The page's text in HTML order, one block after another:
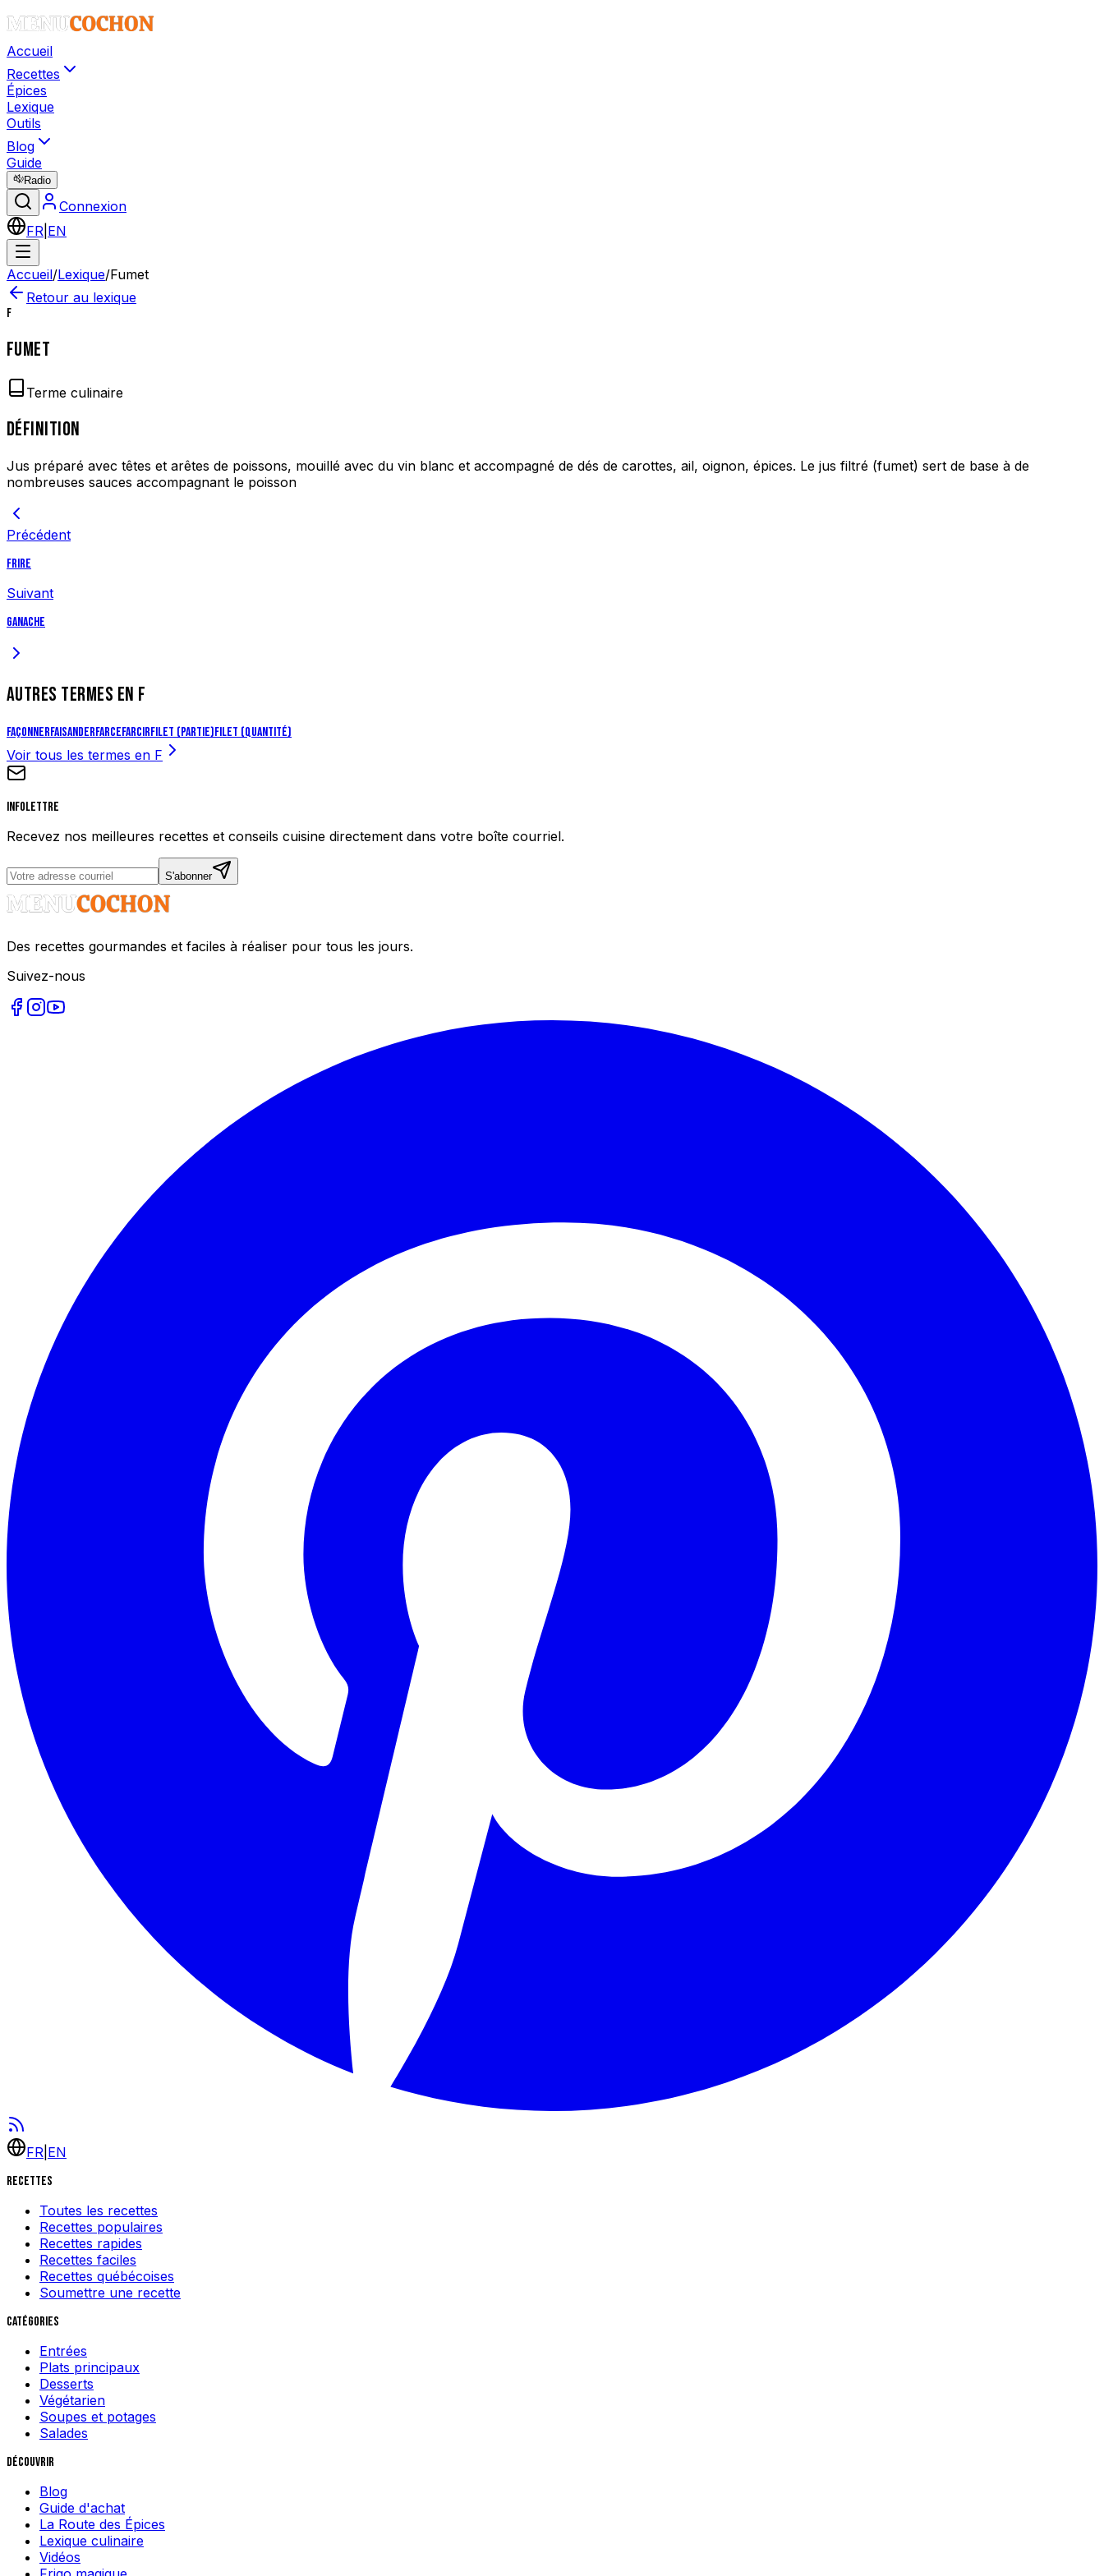
Accueil
Recettes
Épices
Lexique
Outils
Blog
Guide
Radio
Connexion
FR EN
Accueil/Lexique/Fumet
Retour au lexique
F
FUMET
Terme culinaire
DÉFINITION
Jus préparé avec têtes et arêtes de poissons, mouillé avec du vin blanc et accompagné de dés de carottes, ail, oignon, épices. Le jus filtré (fumet) sert de base à de
nombreuses sauces accompagnant le poisson
Précédent
Frire
Suivant
Ganache
AUTRES TERMES EN F
FaçonnerFaisanderFarceFarcirFilet (partie)Filet (quantité)
Voir tous les termes en F
Infolettre
Recevez nos meilleures recettes et conseils cuisine directement dans votre boîte courriel.
S'abonner
Des recettes gourmandes et faciles à réaliser pour tous les jours.
Suivez-nous
FR EN
Recettes
Toutes les recettes
Recettes populaires
Recettes rapides
Recettes faciles
Recettes québécoises
Soumettre une recette
Catégories
Entrées
Plats principaux
Desserts
Végétarien
Soupes et potages
Salades
Découvrir
Blog
Guide d'achat
La Route des Épices
Lexique culinaire
Vidéos